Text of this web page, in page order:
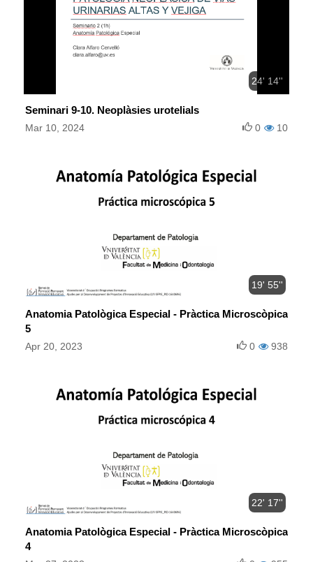
24' 14''
Seminari 9-10. Neoplàsies urotelials
Mar 10, 2024 10
0
19' 55''
Anatomia Patològica Especial - Pràctica Microscòpica
5
Apr 20, 2023 938
0
22' 17''
Anatomia Patològica Especial - Pràctica Microscòpica
4